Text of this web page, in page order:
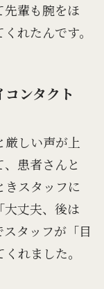
輩も腕をほ
れたんです。
ンタクト
厳しい声が上
患者さんと
きスタッフに
丈夫、後は
タッフが「目
れました。